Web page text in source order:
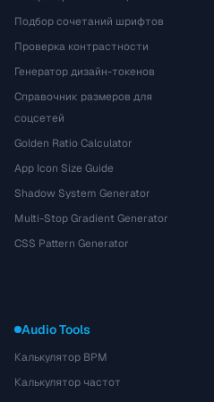
Подбор сочетаний шрифтов
Проверка контрастности
Генератор дизайн-токенов
Справочник размеров для
соцсетей
Golden Ratio Calculator
App Icon Size Guide
Shadow System Generator
Multi-Stop Gradient Generator
CSS Pattern Generator
Audio Tools
Калькулятор BPM
Калькулятор частот